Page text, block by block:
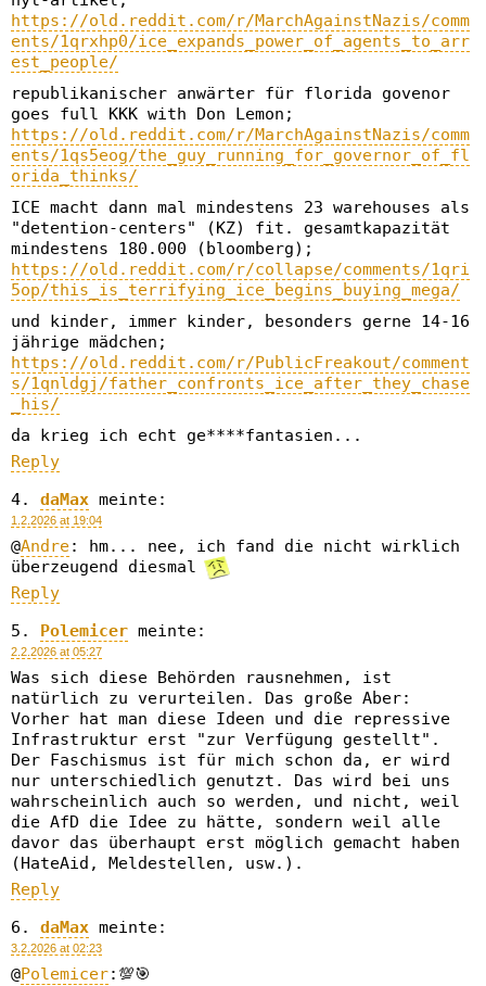
https://old.reddit.com/r/MarchAgainstNazis/comm
ents/1qrxhp0/ice_expands_power_of_agents_to_arr
est_people/
republikanischer anwärter für florida govenor
goes full KKK with Don Lemon;
https://old.reddit.com/r/MarchAgainstNazis/comm
ents/1qs5eog/the_guy_running_for_governor_of_fl
orida_thinks/
ICE macht dann mal mindestens 23 warehouses als
"detention-centers" (KZ) fit. gesamtkapazität
mindestens 180.000 (bloomberg);
https://old.reddit.com/r/collapse/comments/1qri
5op/this_is_terrifying_ice_begins_buying_mega/
und kinder, immer kinder, besonders gerne 14-16
jährige mädchen;
https://old.reddit.com/r/PublicFreakout/comment
s/1qnldgj/father_confronts_ice_after_they_chase
_his/
da krieg ich echt ge****fantasien...
Reply
daMax meinte:
1.2.2026 at 19:04
@Andre: hm... nee, ich fand die nicht wirklich
überzeugend diesmal
Reply
Polemicer meinte:
2.2.2026 at 05:27
Was sich diese Behörden rausnehmen, ist
natürlich zu verurteilen. Das große Aber:
Vorher hat man diese Ideen und die repressive
Infrastruktur erst "zur Verfügung gestellt".
Der Faschismus ist für mich schon da, er wird
nur unterschiedlich genutzt. Das wird bei uns
wahrscheinlich auch so werden, und nicht, weil
die AfD die Idee zu hätte, sondern weil alle
davor das überhaupt erst möglich gemacht haben
(HateAid, Meldestellen, usw.).
Reply
daMax meinte:
3.2.2026 at 02:23
@Polemicer:💯🎯